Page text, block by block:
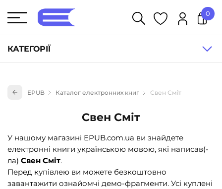
КАТЕГОРІЇ
Книги для дітей (836)
Книги для підлітків (240)
Навчальна література та посібники (527)
Енциклопедії, довідники, словники (55)
Подарункові сертифікати (1)
0
EPUB Каталог електронних книг Свен Сміт
Свен Сміт
У нашому магазині EPUB.com.ua ви знайдете
електронні книги українською мовою, які написав(-
ла) Свен Сміт.
Перед купівлею ви можете безкоштовно
завантажити ознайомчі демо-фрагменти. Усі куплені